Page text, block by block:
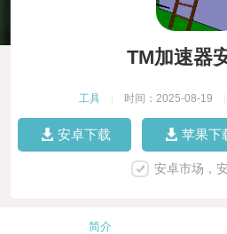
TM加速器
工具 时间：2025-08-19
安卓下载 苹果下
安卓市场，
简介